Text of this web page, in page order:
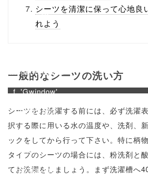
line10
/1037973"
w.open(this.hre
f, 'Gwindow',
'width=550,
height=450,
menubar=no,
toolbar=no,
シーツを清潔に保って心地良
れよう
一般的なシーツの洗い方
シーツをお洗濯する前には、必ず洗濯
択する際に用いる水の温度や、洗剤、
ックをしてから行って下さい。特に柄
タイプのシーツの場合には、粉洗剤と
てお洗濯をしましょう。まず洗濯槽へ